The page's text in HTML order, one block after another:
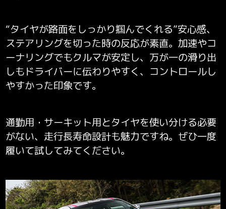
“タイヤが路面をしっかり掴んでくれる”安心感、
ステアリングを切った時の反応が素直。加速やコ
ーナリングでもクルマが安定し、万が一の滑り出
しもドライバーに伝わりやすく、コントロールし
やすかった印象です。
通勤用・サーキット用とタイヤを使い分ける必要
がない、走行長寿命設計も魅力ですね。 ぜひ一度
履いて試してみてください。